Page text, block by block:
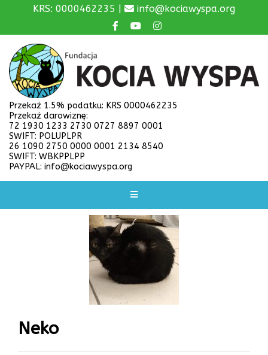
KRS: 0000462235 | info@kociawyspa.org
Przekaż 1.5% podatku: KRS 0000462235
Przekaż darowiznę:
72 1930 1233 2730 0727 8897 0001
SWIFT: POLUPLPR
26 1090 2750 0000 0001 2134 8540
SWIFT: WBKPPLPP
PAYPAL: info@kociawyspa.org
Neko